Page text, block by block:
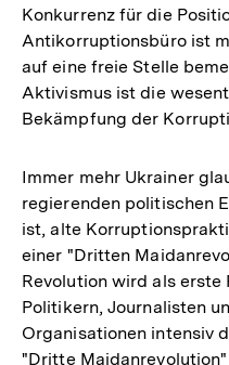
Konkurrenz für die
Antikorruptionsbüro ist
auf eine freie Stelle
Aktivismus ist die
Bekämpfung der
Immer mehr Ukrainer
regierenden politischen
ist, alte
einer "Dritten
Revolution wird als
Politikern, Journalisten
Organisationen intensiv
"Dritte